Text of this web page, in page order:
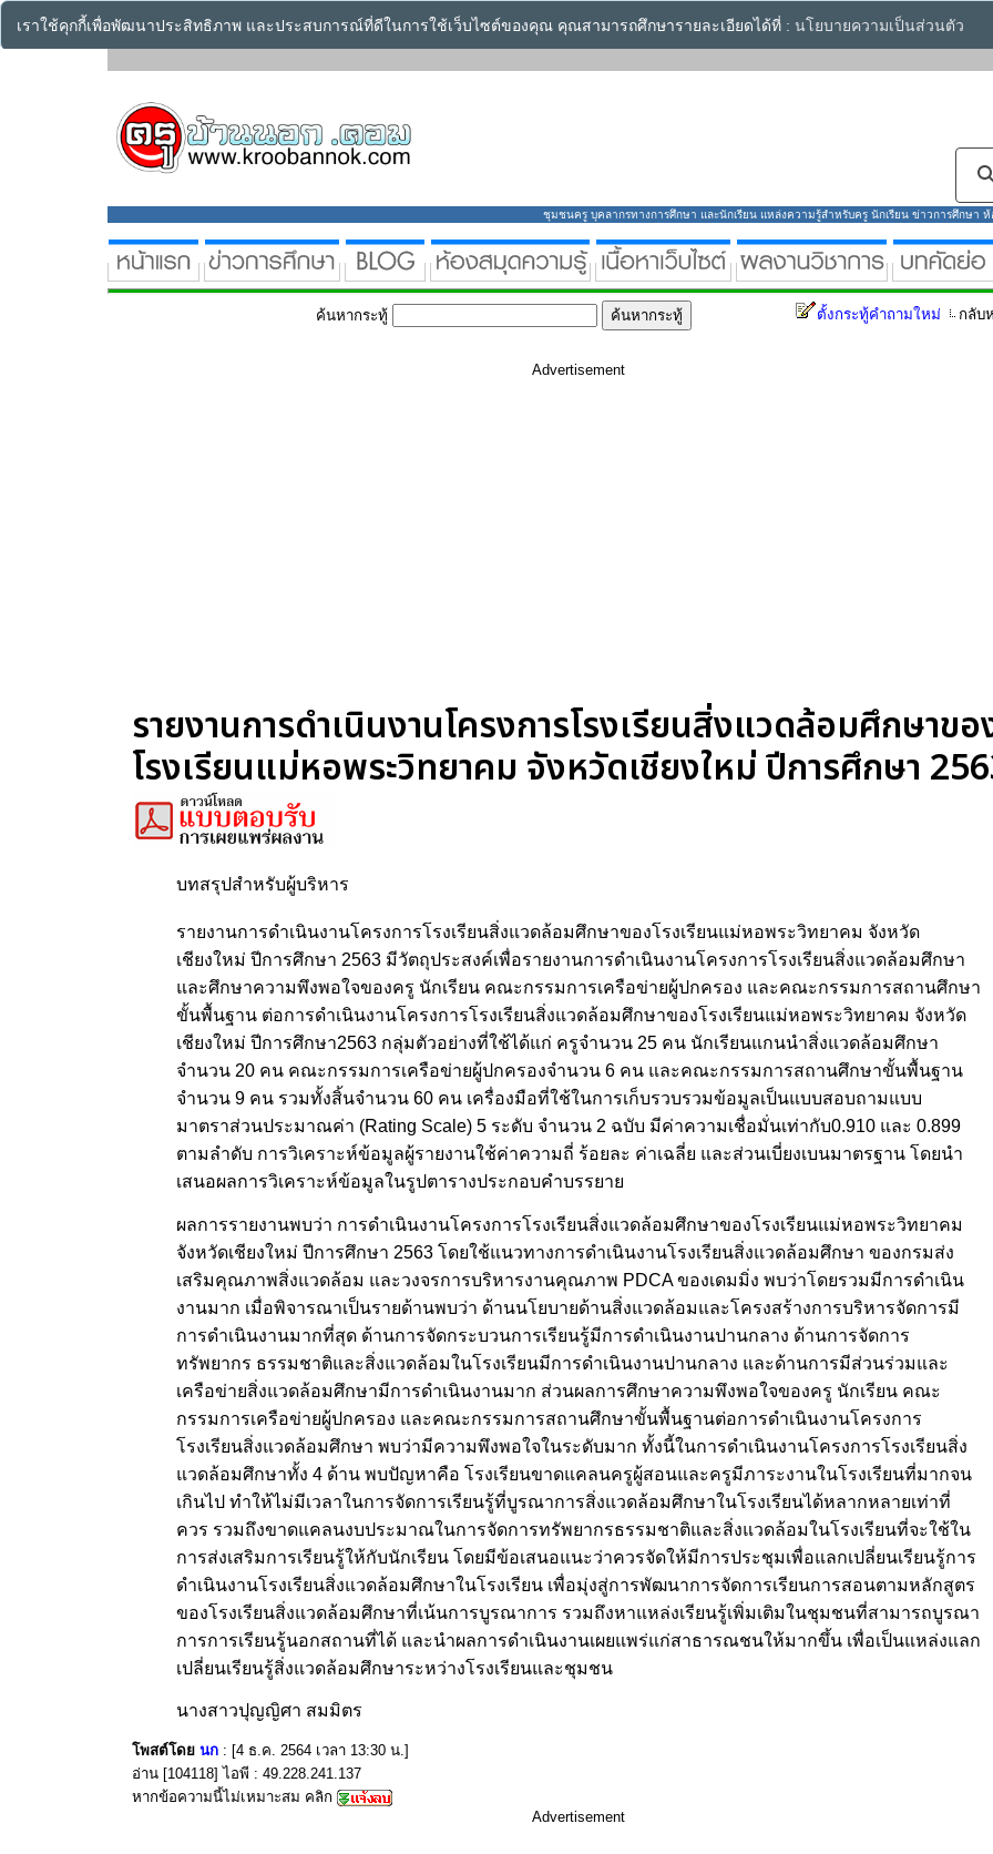
เราใช้คุกกี้เพื่อพัฒนาประสิทธิภาพ และประสบการณ์ที่ดีในการใช้เว็บไซต์ของคุณ คุณสามารถศึกษารายละเอียดได้ที่ : นโยบายความเป็นส่วนตัว
ชุมชนครู บุคลากรทางการศึกษา และนักเรียน แหล่งความรู้สำหรับครู นักเรียน ข่าวการศึกษา
ค้นหากระทู้ ตั้งกระทู้คำถามใหม่ กลับ
Advertisement
รายงานการดำเนินงานโครงการโรงเรียนสิ่งแวดล้อมศึกษาขอ
โรงเรียนแม่หอพระวิทยาคม จังหวัดเชียงใหม่ ปีการศึกษา
บทสรุปสำหรับผู้บริหาร
รายงานการดำเนินงานโครงการโรงเรียนสิ่งแวดล้อมศึกษาของโรงเรียนแม่หอพระวิทยาคม จังหวัด
เชียงใหม่ ปีการศึกษา 2563 มีวัตถุประสงค์เพื่อรายงานการดำเนินงานโครงการโรงเรียนสิ่งแวดล้อมศึกษา
และศึกษาความพึงพอใจของครู นักเรียน คณะกรรมการเครือข่ายผู้ปกครอง และคณะกรรมการสถานศึกษา
ขั้นพื้นฐาน ต่อการดำเนินงานโครงการโรงเรียนสิ่งแวดล้อมศึกษาของโรงเรียนแม่หอพระวิทยาคม จังหวัด
เชียงใหม่ ปีการศึกษา2563 กลุ่มตัวอย่างที่ใช้ได้แก่ ครูจำนวน 25 คน นักเรียนแกนนำสิ่งแวดล้อมศึกษา
จำนวน 20 คน คณะกรรมการเครือข่ายผู้ปกครองจำนวน 6 คน และคณะกรรมการสถานศึกษาขั้นพื้นฐาน
จำนวน 9 คน รวมทั้งสิ้นจำนวน 60 คน เครื่องมือที่ใช้ในการเก็บรวบรวมข้อมูลเป็นแบบสอบถามแบบ
มาตราส่วนประมาณค่า (Rating Scale) 5 ระดับ จำนวน 2 ฉบับ มีค่าความเชื่อมั่นเท่ากับ0.910 และ 0.899
ตามลำดับ การวิเคราะห์ข้อมูลผู้รายงานใช้ค่าความถี่ ร้อยละ ค่าเฉลี่ย และส่วนเบี่ยงเบนมาตรฐาน โดยนำ
เสนอผลการวิเคราะห์ข้อมูลในรูปตารางประกอบคำบรรยาย
ผลการรายงานพบว่า การดำเนินงานโครงการโรงเรียนสิ่งแวดล้อมศึกษาของโรงเรียนแม่หอพระวิทยาคม
จังหวัดเชียงใหม่ ปีการศึกษา 2563 โดยใช้แนวทางการดำเนินงานโรงเรียนสิ่งแวดล้อมศึกษา ของกรมส่ง
เสริมคุณภาพสิ่งแวดล้อม และวงจรการบริหารงานคุณภาพ PDCA ของเดมมิ่ง พบว่าโดยรวมมีการดำเนิน
งานมาก เมื่อพิจารณาเป็นรายด้านพบว่า ด้านนโยบายด้านสิ่งแวดล้อมและโครงสร้างการบริหารจัดการมี
การดำเนินงานมากที่สุด ด้านการจัดกระบวนการเรียนรู้มีการดำเนินงานปานกลาง ด้านการจัดการ
ทรัพยากร ธรรมชาติและสิ่งแวดล้อมในโรงเรียนมีการดำเนินงานปานกลาง และด้านการมีส่วนร่วมและ
เครือข่ายสิ่งแวดล้อมศึกษามีการดำเนินงานมาก ส่วนผลการศึกษาความพึงพอใจของครู นักเรียน คณะ
กรรมการเครือข่ายผู้ปกครอง และคณะกรรมการสถานศึกษาขั้นพื้นฐานต่อการดำเนินงานโครงการ
โรงเรียนสิ่งแวดล้อมศึกษา พบว่ามีความพึงพอใจในระดับมาก ทั้งนี้ในการดำเนินงานโครงการโรงเรียนสิ่ง
แวดล้อมศึกษาทั้ง 4 ด้าน พบปัญหาคือ โรงเรียนขาดแคลนครูผู้สอนและครูมีภาระงานในโรงเรียนที่มากจน
เกินไป ทำให้ไม่มีเวลาในการจัดการเรียนรู้ที่บูรณาการสิ่งแวดล้อมศึกษาในโรงเรียนได้หลากหลายเท่าที่
ควร รวมถึงขาดแคลนงบประมาณในการจัดการทรัพยากรธรรมชาติและสิ่งแวดล้อมในโรงเรียนที่จะใช้ใน
การส่งเสริมการเรียนรู้ให้กับนักเรียน โดยมีข้อเสนอแนะว่าควรจัดให้มีการประชุมเพื่อแลกเปลี่ยนเรียนรู้การ
ดำเนินงานโรงเรียนสิ่งแวดล้อมศึกษาในโรงเรียน เพื่อมุ่งสู่การพัฒนาการจัดการเรียนการสอนตามหลักสูตร
ของโรงเรียนสิ่งแวดล้อมศึกษาที่เน้นการบูรณาการ รวมถึงหาแหล่งเรียนรู้เพิ่มเติมในชุมชนที่สามารถบูรณา
การการเรียนรู้นอกสถานที่ได้ และนำผลการดำเนินงานเผยแพร่แก่สาธารณชนให้มากขึ้น เพื่อเป็นแหล่งแลก
เปลี่ยนเรียนรู้สิ่งแวดล้อมศึกษาระหว่างโรงเรียนและชุมชน
นางสาวปุญญิศา สมมิตร
โพสต์โดย นก : [4 ธ.ค. 2564 เวลา 13:30 น.]
อ่าน [104118] ไอพี : 49.228.241.137
หากข้อความนี้ไม่เหมาะสม คลิก
Advertisement